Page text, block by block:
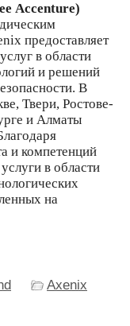
Accenture)
предоставляeт
в области
и решений
В
Твери, Ростове-
и Алматы
и компетенций
в области
на
Axenix